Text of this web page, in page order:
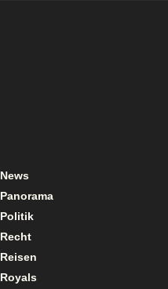
News
Panorama
Politik
Recht
Reisen
Royals